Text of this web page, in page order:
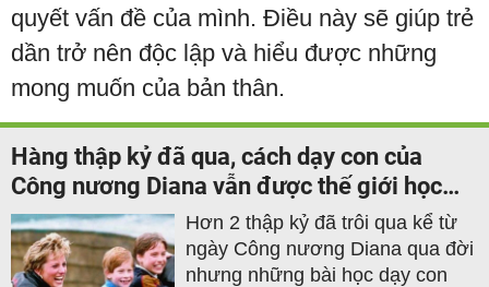
quyết vấn đề của mình. Điều này sẽ giúp trẻ
dần trở nên độc lập và hiểu được những
mong muốn của bản thân.
Hàng thập kỷ đã qua, cách dạy con của
Công nương Diana vẫn được thế giới học
tập
Hơn 2 thập kỷ đã trôi qua kể từ
ngày Công nương Diana qua đời
nhưng những bài học dạy con